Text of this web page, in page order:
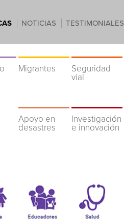
NOTICIAS TESTIMONIALES
Migrantes
Seguridad
vial
Apoyo en
desastres
Investigación
e innovación